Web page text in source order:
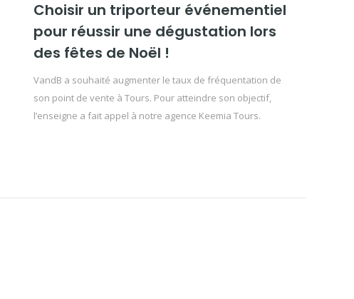
Choisir un triporteur événementiel
pour réussir une dégustation lors
des fêtes de Noël !
VandB a souhaité augmenter le taux de fréquentation de
son point de vente à Tours. Pour atteindre son objectif,
l’enseigne a fait appel à notre agence Keemia Tours.